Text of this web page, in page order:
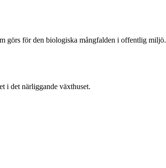
görs för den biologiska mångfalden i offentlig miljö.
i det närliggande växthuset.